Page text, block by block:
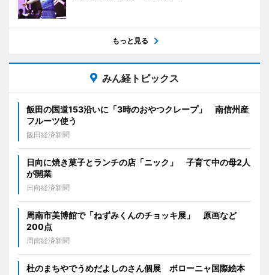
もっと見る
みん経トピックス
飯田の国道153沿いに「3時のおやつクレープ」 南信州産
フルーツ使う
飯田経済新聞
日向に焼き菓子とランチの店「ニック」 子育て中の母2人
が開業
日向経済新聞
周南市美博館で「ねずみくんのチョッキ展」 原画など
200点
周南経済新聞
杜のまちやでうめだよしのさん個展 ボローニャ国際絵本